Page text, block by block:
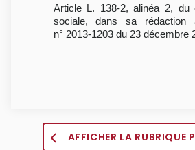
Article L. 138-2, alinéa 2, du
sociale, dans sa
n° 2013-1203 du 23 décembre
AFFICHER LA RUBRIQUE